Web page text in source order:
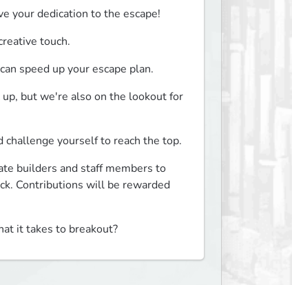
your dedication to the escape!
touch.
speed up your escape plan.
but we're also on the lookout for
challenge yourself to reach the top.
builders and staff members to
Contributions will be rewarded
it takes to breakout?